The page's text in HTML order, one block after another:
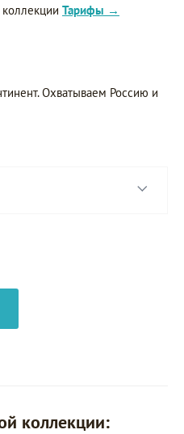
коллекции Тарифы →
Охватываем Россию и
коллекции: